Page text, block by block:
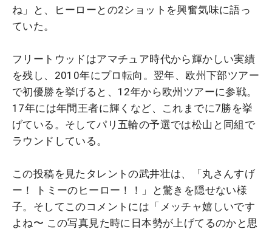
ね」と、ヒーローとの2ショットを興奮気味に語っ
ていた。
フリートウッドはアマチュア時代から輝かしい実績
を残し、2010年にプロ転向。翌年、欧州下部ツアー
で初優勝を挙げると、12年から欧州ツアーに参戦。
17年には年間王者に輝くなど、これまでに7勝を挙
げている。そしてパリ五輪の予選では松山と同組で
ラウンドしている。
この投稿を見たタレントの武井壮は、「丸さんすげ
ー！ トミーのヒーロー！！」と驚きを隠せない様
子。そしてこのコメントには「メッチャ嬉しいです
よね〜 この写真見た時に日本勢が上げてるのかと思